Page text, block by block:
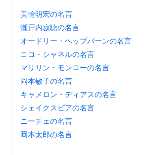
美輪明宏の名言
瀬戸内寂聴の名言
オードリー・ヘップバーンの名言
ココ・シャネルの名言
マリリン・モンローの名言
岡本敏子の名言
キャメロン・ディアスの名言
シェイクスピアの名言
ニーチェの名言
岡本太郎の名言